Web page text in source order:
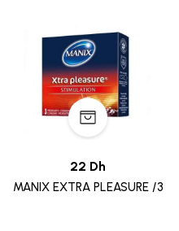
22 Dh
MANIX EXTRA PLEASURE /3